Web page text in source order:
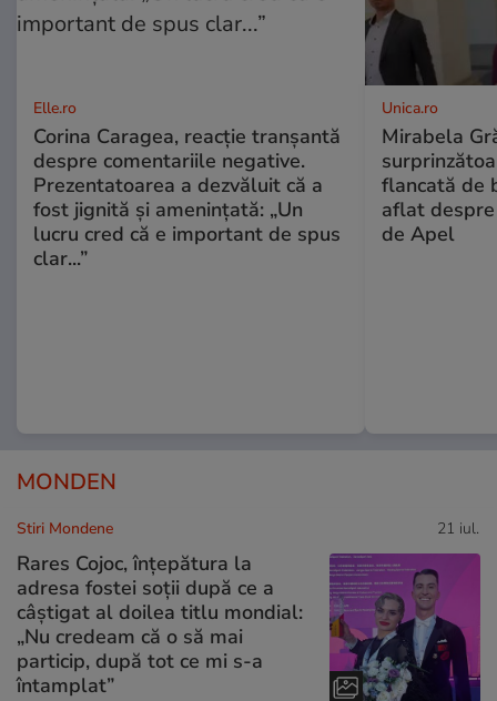
Elle.ro
Corina Caragea, reacție tranșantă
despre comentariile negative.
Prezentatoarea a dezvăluit că a
fost jignită și amenințată: „Un
lucru cred că e important de spus
clar...”
Unica.ro
Mirabela
flancată de
aflat
de Apel
MONDEN
Stiri Mondene 21 iul.
Rares Cojoc, înțepătura la
adresa fostei soții după ce a
câștigat al doilea titlu mondial:
„Nu credeam că o să mai
particip, după tot ce mi s-a
întamplat”